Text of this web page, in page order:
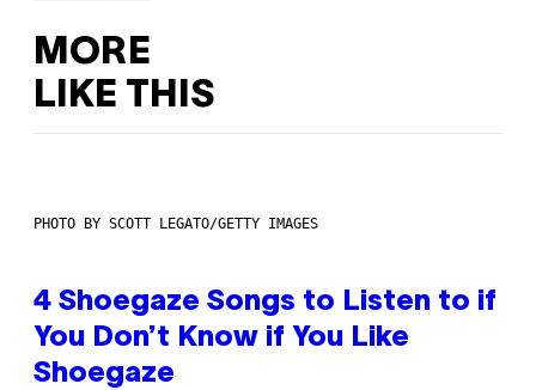
MORE
LIKE THIS
PHOTO BY SCOTT LEGATO/GETTY IMAGES
4 Shoegaze Songs to Listen to if
You Don’t Know if You Like
Shoegaze